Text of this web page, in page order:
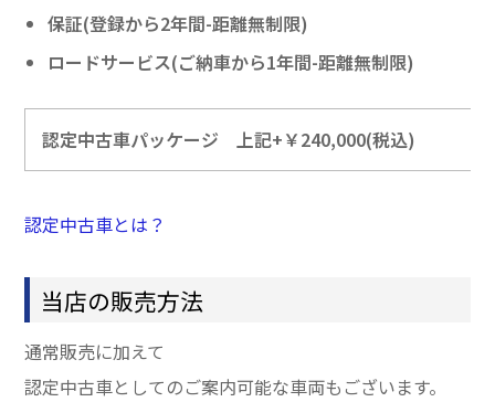
保証(登録から2年間-距離無制限)
ロードサービス(ご納車から1年間-距離無制限)
認定中古車パッケージ 上記+￥240,000(税込)
認定中古車とは？
当店の販売方法
通常販売に加えて
認定中古車としてのご案内可能な車両もございます。